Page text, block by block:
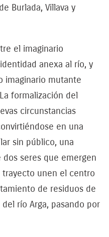
Burlada, Villava y
el imaginario
anexa al río, y
imaginario mutante
formalización del
circunstancias
en una
sin público, una
seres que emergen
unen el centro
de residuos de
río Arga, pasando por